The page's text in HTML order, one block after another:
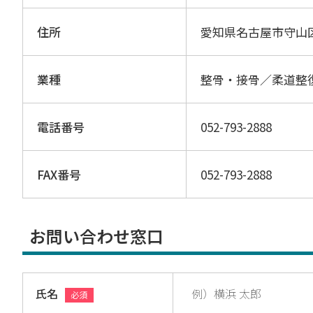
住所 愛知県名古屋市守山
業種 整骨・接骨／柔道整
電話番号 052-793-2888
FAX番号 052-793-2888
お問い合わせ窓口
氏名 必須